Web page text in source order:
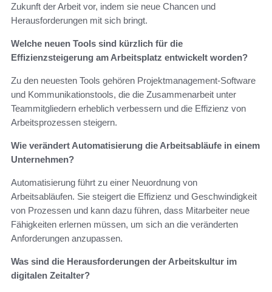
Zukunft der Arbeit vor, indem sie neue Chancen und
Herausforderungen mit sich bringt.
Welche neuen Tools sind kürzlich für die
Effizienzsteigerung am Arbeitsplatz entwickelt worden?
Zu den neuesten Tools gehören Projektmanagement-Software
und Kommunikationstools, die die Zusammenarbeit unter
Teammitgliedern erheblich verbessern und die Effizienz von
Arbeitsprozessen steigern.
Wie verändert Automatisierung die Arbeitsabläufe in einem
Unternehmen?
Automatisierung führt zu einer Neuordnung von
Arbeitsabläufen. Sie steigert die Effizienz und Geschwindigkeit
von Prozessen und kann dazu führen, dass Mitarbeiter neue
Fähigkeiten erlernen müssen, um sich an die veränderten
Anforderungen anzupassen.
Was sind die Herausforderungen der Arbeitskultur im
digitalen Zeitalter?